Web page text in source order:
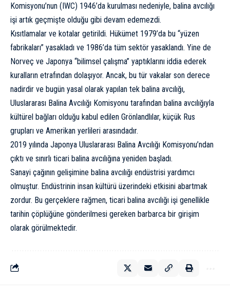
Komisyonu’nun (IWC) 1946’da kurulması nedeniyle, balina avcılığı
işi artık geçmişte olduğu gibi devam edemezdi.
Kısıtlamalar ve kotalar getirildi. Hükümet 1979’da bu “yüzen
fabrikaları” yasakladı ve 1986’da tüm sektör yasaklandı. Yine de
Norveç ve Japonya “bilimsel çalışma” yaptıklarını iddia ederek
kuralların etrafından dolaşıyor. Ancak, bu tür vakalar son derece
nadirdir ve bugün yasal olarak yapılan tek balina avcılığı,
Uluslararası Balina Avcılığı Komisyonu tarafından balina avcılığıyla
kültürel bağları olduğu kabul edilen Grönlandlılar, küçük Rus
grupları ve Amerikan yerlileri arasındadır.
2019 yılında Japonya Uluslararası Balina Avcılığı Komisyonu’ndan
çıktı ve sınırlı ticari balina avcılığına yeniden başladı.
Sanayi çağının gelişimine balina avcılığı endüstrisi yardımcı
olmuştur. Endüstrinin insan kültürü üzerindeki etkisini abartmak
zordur. Bu gerçeklere rağmen, ticari balina avcılığı işi genellikle
tarihin çöplüğüne gönderilmesi gereken barbarca bir girişim
olarak görülmektedir.